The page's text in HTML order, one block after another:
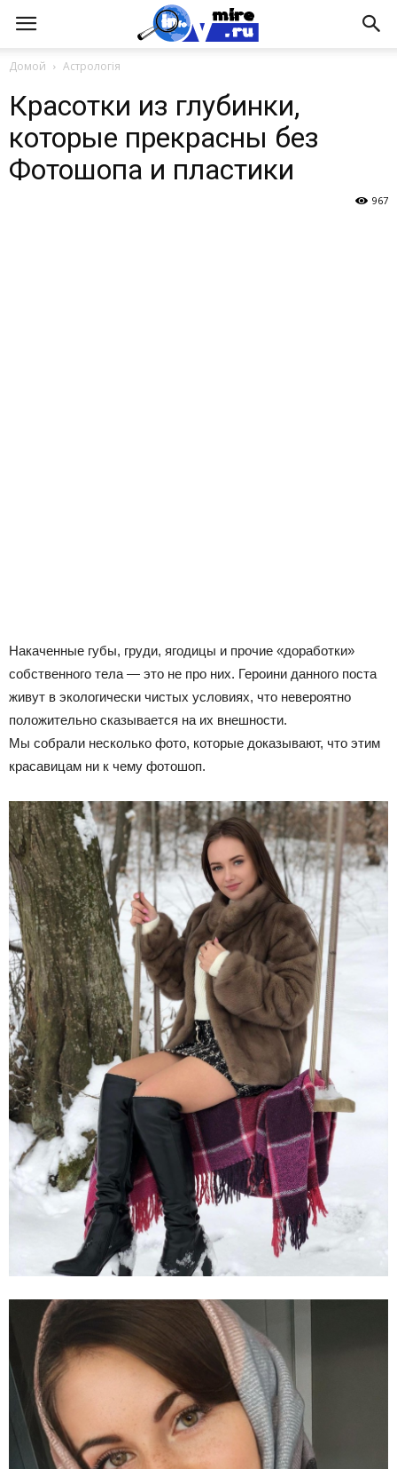
Домой Астрологія
Красотки из глубинки,
которые прекрасны без
Фотошопа и пластики
967
Накаченные губы, груди, ягодицы и прочие «доработки»
собственного тела — это не про них. Героини данного поста
живут в экологически чистых условиях, что невероятно
положительно сказывается на их внешности.
Мы собрали несколько фото, которые доказывают, что этим
красавицам ни к чему фотошоп.